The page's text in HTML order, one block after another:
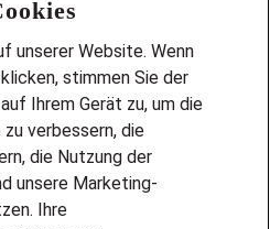
unserer Website. Wenn
stimmen Sie der
Ihrem Gerät zu, um die
verbessern, die
die Nutzung der
unsere Marketing-
Ihre